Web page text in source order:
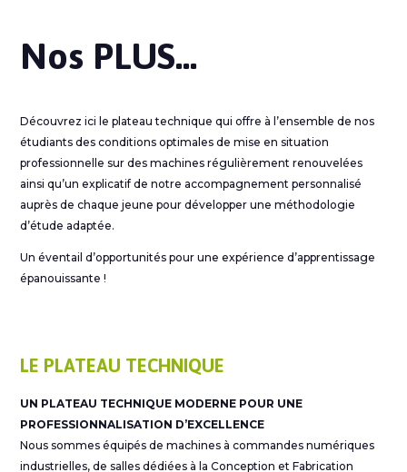
Nos PLUS…
Découvrez ici le plateau technique qui offre à l’ensemble de nos
étudiants des conditions optimales de mise en situation
professionnelle sur des machines régulièrement renouvelées
ainsi qu’un explicatif de notre accompagnement personnalisé
auprès de chaque jeune pour développer une méthodologie
d’étude adaptée.
Un éventail d’opportunités pour une expérience d’apprentissage
épanouissante !
LE PLATEAU TECHNIQUE
UN PLATEAU TECHNIQUE MODERNE POUR UNE
PROFESSIONNALISATION D’EXCELLENCE
Nous sommes équipés de machines à commandes numériques
industrielles, de salles dédiées à la Conception et Fabrication